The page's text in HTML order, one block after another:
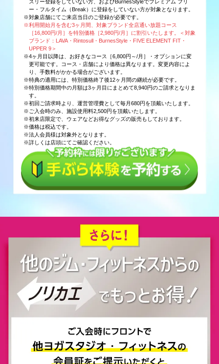
スリー登録をしていない方、およびBurnesStyleでプレミアム フリ
ー・フルタイム（Break）に登録をしていない方が対象となります。
※対象店舗にてご来店当日のご登録が必要です。
※利用開始月を含む3ヶ月間、対象ブランド全店通い放題コース
［16,800円/月］を特別価格［2,980円/月］に割引いたします。＜対象
ブランド：LAVA・Rintosull・BurnesStyle・FIVE ELEMENT FIT・
UPPER 9＞
※4ヶ月目以降は、お好きなコース［6,800円～/月］・オプションに変
更可能です。コース・店舗により価格は異なります。変更内容によ
り、手数料がかかる場合がございます。
※特典の適用には、特別価格終了後12ヶ月間の継続が必要です。
※特別価格期間中の月額は3ヶ月目にまとめて8,940円のご請求となりま
す。
※初回ご請求時より、運営管理費として毎月680円を頂戴いたします。
※ご入会時のみ、施設使用料2,500円を頂戴いたします。
※初来店限定で、ウェアなどお得なグッズの販売もしております。
※価格は税込です。
※法人会員様は対象外となります。
※詳しくは店頭にてご確認ください。